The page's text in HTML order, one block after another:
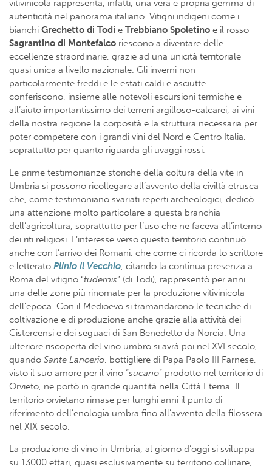
vitivinicola rappresenta, infatti, una vera e propria gemma di
autenticità nel panorama italiano. Vitigni indigeni come i
bianchi Grechetto di Todi e Trebbiano Spoletino e il rosso
Sagrantino di Montefalco riescono a diventare delle
eccellenze straordinarie, grazie ad una unicità territoriale
quasi unica a livello nazionale. Gli inverni non
particolarmente freddi e le estati caldi e asciutte
conferiscono, insieme alle notevoli escursioni termiche e
all’aiuto importantissimo dei terreni argilloso-calcarei, ai vini
della nostra regione la corposità e la struttura necessaria per
poter competere con i grandi vini del Nord e Centro Italia,
soprattutto per quanto riguarda gli uvaggi rossi.
Le prime testimonianze storiche della coltura della vite in
Umbria si possono ricollegare all’avvento della civiltà etrusca
che, come testimoniano svariati reperti archeologici, dedicò
una attenzione molto particolare a questa branchia
dell’agricoltura, soprattutto per l’uso che ne faceva all’interno
dei riti religiosi. L’interesse verso questo territorio continuò
anche con l’arrivo dei Romani, che come ci ricorda lo scrittore
e letterato Plinio il Vecchio, citando la continua presenza a
Roma del vitigno “tudernis” (di Todi), rappresentò per anni
una delle zone più rinomate per la produzione vitivinicola
dell’epoca. Con il Medioevo si tramandarono le tecniche di
coltivazione e di produzione anche grazie alla attività dei
Cistercensi e dei seguaci di San Benedetto da Norcia. Una
ulteriore riscoperta del vino umbro si avrà poi nel XVI secolo,
quando Sante Lancerio, bottigliere di Papa Paolo III Farnese,
visto il suo amore per il vino “sucano” prodotto nel territorio di
Orvieto, ne portò in grande quantità nella Città Eterna. Il
territorio orvietano rimase per lunghi anni il punto di
riferimento dell’enologia umbra fino all’avvento della filossera
nel XIX secolo.
La produzione di vino in Umbria, al giorno d’oggi si sviluppa
su 13000 ettari, quasi esclusivamente su territorio collinare,